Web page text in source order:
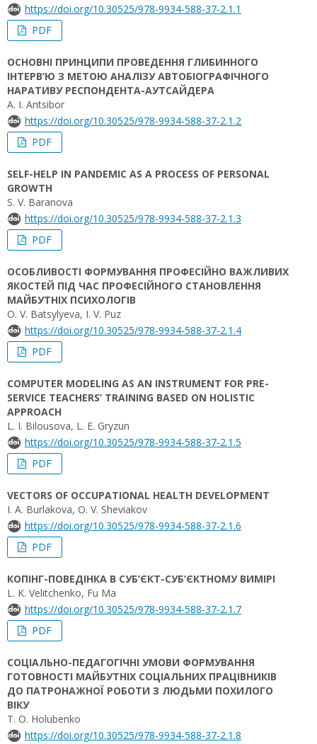
https://doi.org/10.30525/978-9934-588-37-2.1.1
PDF
ОСНОВНІ ПРИНЦИПИ ПРОВЕДЕННЯ ГЛИБИННОГО
ІНТЕРВ’Ю З МЕТОЮ АНАЛІЗУ АВТОБІОГРАФІЧНОГО
НАРАТИВУ РЕСПОНДЕНТА-АУТСАЙДЕРА
A. І. Antsibor
https://doi.org/10.30525/978-9934-588-37-2.1.2
PDF
SELF-HELP IN PANDEMIC AS A PROCESS OF PERSONAL
GROWTH
S. V. Baranova
https://doi.org/10.30525/978-9934-588-37-2.1.3
PDF
ОСОБЛИВОСТІ ФОРМУВАННЯ ПРОФЕСІЙНО ВАЖЛИВИХ
ЯКОСТЕЙ ПІД ЧАС ПРОФЕСІЙНОГО СТАНОВЛЕННЯ
МАЙБУТНІХ ПСИХОЛОГІВ
O. V. Batsylyeva, I. V. Puz
https://doi.org/10.30525/978-9934-588-37-2.1.4
PDF
COMPUTER MODELING AS AN INSTRUMENT FOR PRE-
SERVICE TEACHERS’ TRAINING BASED ON HOLISTIC
APPROACH
L. I. Bilousova, L. E. Gryzun
https://doi.org/10.30525/978-9934-588-37-2.1.5
PDF
VECTORS OF OCCUPATIONAL HEALTH DEVELOPMENT
I. A. Burlakova, O. V. Sheviakov
https://doi.org/10.30525/978-9934-588-37-2.1.6
PDF
КОПІНГ-ПОВЕДІНКА В СУБ’ЄКТ-СУБ’ЄКТНОМУ ВИМІРІ
L. K. Velitchenko, Fu Ma
https://doi.org/10.30525/978-9934-588-37-2.1.7
PDF
СОЦІАЛЬНО-ПЕДАГОГІЧНІ УМОВИ ФОРМУВАННЯ
ГОТОВНОСТІ МАЙБУТНІХ СОЦІАЛЬНИХ ПРАЦІВНИКІВ
ДО ПАТРОНАЖНОЇ РОБОТИ З ЛЮДЬМИ ПОХИЛОГО
ВІКУ
T. O. Holubenko
https://doi.org/10.30525/978-9934-588-37-2.1.8